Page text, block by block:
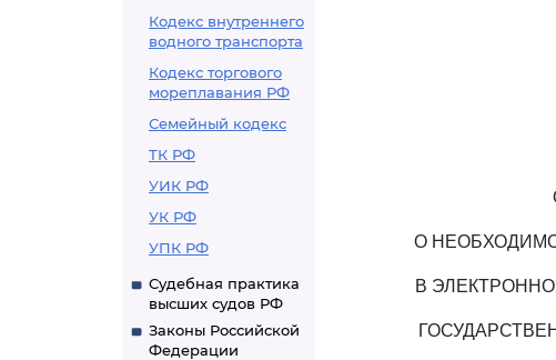
Кодекс внутреннего
водного транспорта
Кодекс торгового
мореплавания РФ
Семейный кодекс
ТК РФ
УИК РФ
УК РФ
УПК РФ
Судебная практика
высших судов РФ
Законы Российской
Федерации
О
В